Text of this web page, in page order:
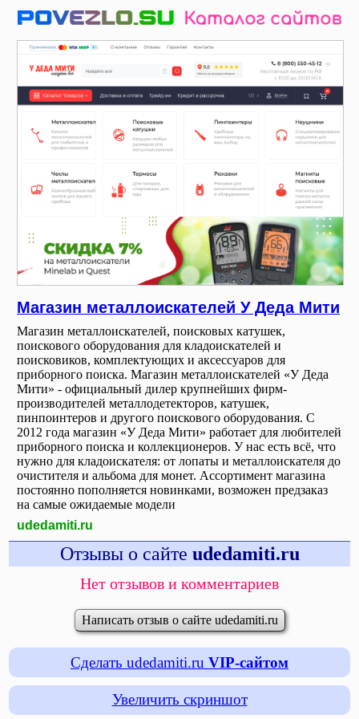
Магазин металлоискателей У Деда Мити
Магазин металлоискателей, поисковых катушек,
поискового оборудования для кладоискателей и
поисковиков, комплектующих и аксессуаров для
приборного поиска. Магазин металлоискателей «У Деда
Мити» - официальный дилер крупнейших фирм-
производителей металлодетекторов, катушек,
пинпоинтеров и другого поискового оборудования. С
2012 года магазин «У Деда Мити» работает для любителей
приборного поиска и коллекционеров. У нас есть всё, что
нужно для кладоискателя: от лопаты и металлоискателя до
очистителя и альбома для монет. Ассортимент магазина
постоянно пополняется новинками, возможен предзаказ
на самые ожидаемые модели
udedamiti.ru
Отзывы о сайте udedamiti.ru
Нет отзывов и комментариев
Написать отзыв о сайте udedamiti.ru
Сделать udedamiti.ru VIP-сайтом
Увеличить скриншот